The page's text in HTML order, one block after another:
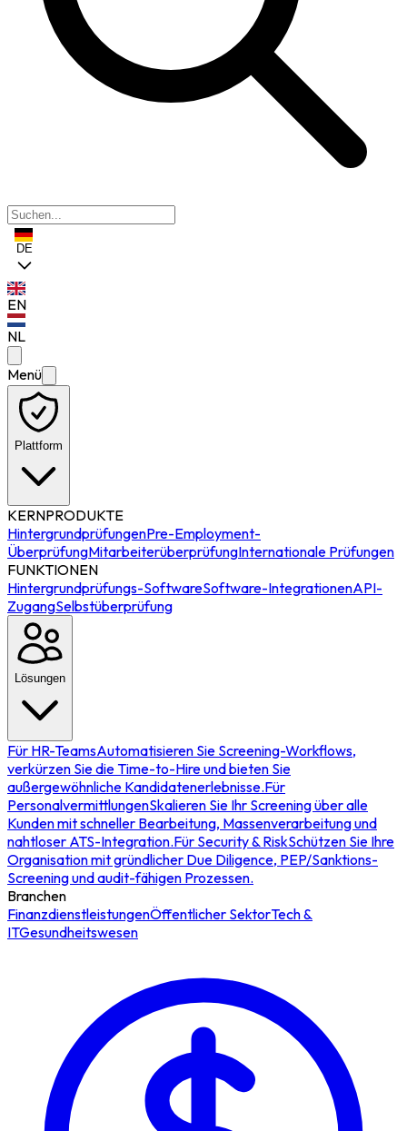
DE
EN
NL
Menü
Plattform
KERNPRODUKTE
HintergrundprüfungenPre-Employment-
ÜberprüfungMitarbeiterüberprüfungInternationale Prüfungen
FUNKTIONEN
Hintergrundprüfungs-SoftwareSoftware-IntegrationenAPI-
ZugangSelbstüberprüfung
Lösungen
Für HR-TeamsAutomatisieren Sie Screening-Workflows,
verkürzen Sie die Time-to-Hire und bieten Sie
außergewöhnliche Kandidatenerlebnisse.Für
PersonalvermittlungenSkalieren Sie Ihr Screening über alle
Kunden mit schneller Bearbeitung, Massenverarbeitung und
nahtloser ATS-Integration.Für Security & RiskSchützen Sie Ihre
Organisation mit gründlicher Due Diligence, PEP/Sanktions-
Screening und audit-fähigen Prozessen.
Branchen
FinanzdienstleistungenÖffentlicher SektorTech &
ITGesundheitswesen